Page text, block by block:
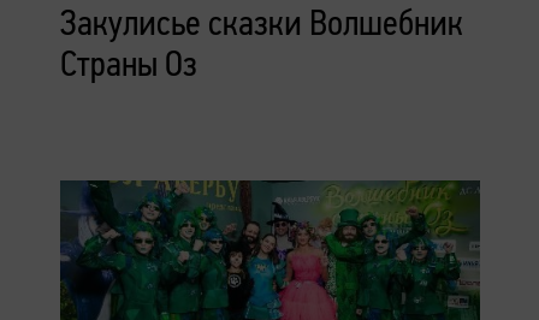
Закулисье сказки Волшебник
Страны Оз